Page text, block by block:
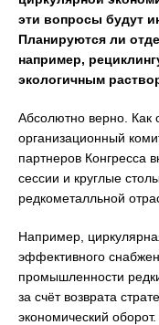
эти вопросы будут
Планируются ли
например,
экологичным
Абсолютно верно. Как
организационный
партнеров Конгресса
сессии и круглые
редкометалльной
Например,
эффективного
промышленности
за счёт возврата
экономический